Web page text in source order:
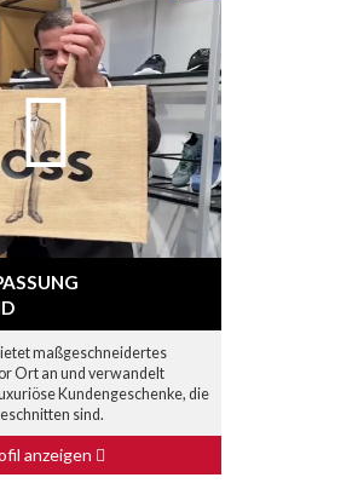
maßgeschneidertes
Ort an und verwandelt
Kundengeschenke, die
sind.
anzeigen